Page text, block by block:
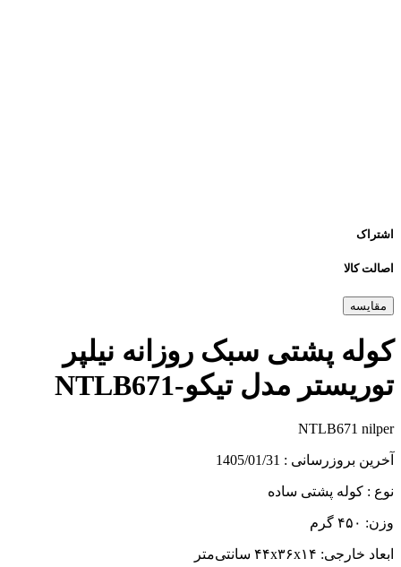
اشتراک
اصالت کالا
مقایسه
کوله پشتی سبک روزانه نیلپر
توریستر مدل تیکو-NTLB671
NTLB671 nilper
آخرین بروزرسانی : 1405/01/31
نوع : کوله پشتی ساده
وزن: ۴۵۰ گرم
ابعاد خارجی: ۴۴x۳۶x۱۴ سانتی‌متر